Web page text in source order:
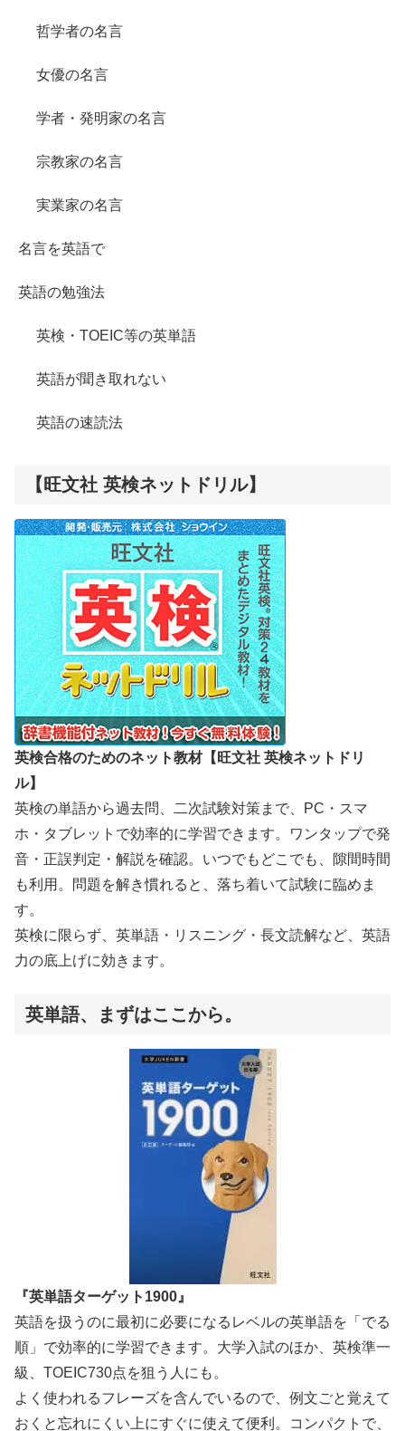
哲学者の名言
女優の名言
学者・発明家の名言
宗教家の名言
実業家の名言
名言を英語で
英語の勉強法
英検・TOEIC等の英単語
英語が聞き取れない
英語の速読法
【旺文社 英検ネットドリル】
英検合格のためのネット教材【旺文社 英検ネットドリ
ル】
英検の単語から過去問、二次試験対策まで、PC・スマ
ホ・タブレットで効率的に学習できます。ワンタップで発
音・正誤判定・解説を確認。いつでもどこでも、隙間時間
も利用。問題を解き慣れると、落ち着いて試験に臨めま
す。
英検に限らず、英単語・リスニング・長文読解など、英語
力の底上げに効きます。
英単語、まずはここから。
『英単語ターゲット1900』
英語を扱うのに最初に必要になるレベルの英単語を「でる
順」で効率的に学習できます。大学入試のほか、英検準一
級、TOEIC730点を狙う人にも。
よく使われるフレーズを含んでいるので、例文ごと覚えて
おくと忘れにくい上にすぐに使えて便利。コンパクトで、